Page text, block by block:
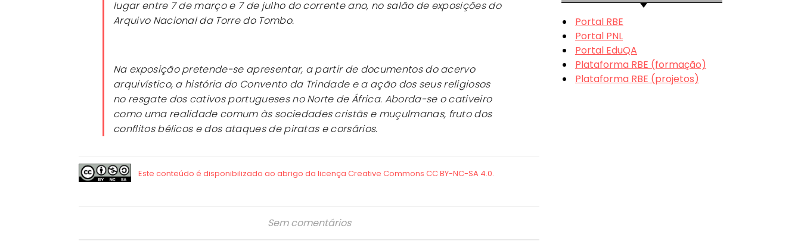
lugar entre 7 de março e 7 de julho do corrente ano, no salão de exposições do
Arquivo Nacional da Torre do Tombo.
Na exposição pretende-se apresentar, a partir de documentos do acervo
arquivístico, a história do Convento da Trindade e a ação dos seus religiosos
no resgate dos cativos portugueses no Norte de África. Aborda-se o cativeiro
como uma realidade comum às sociedades cristãs e muçulmanas, fruto dos
conflitos bélicos e dos ataques de piratas e corsários.
Sem comentários
Portal RBE
Portal PNL
Portal EduQA
Plataforma RBE (formação)
Plataforma RBE (projetos)